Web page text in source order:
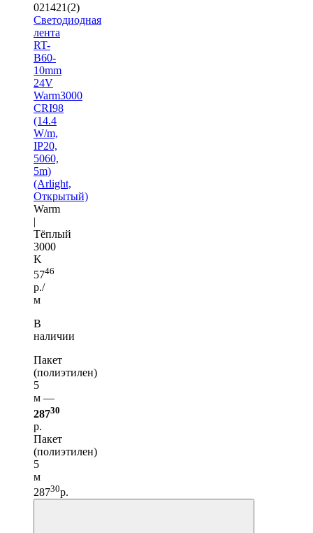
021421(2)
Светодиодная
лента
RT-
B60-
10mm
24V
Warm3000
CRI98
(14.4
W/m,
IP20,
5060,
5m)
(Arlight,
Открытый)
Warm
|
Тёплый
3000
K
5746
р./
м
В
наличии
Пакет
(полиэтилен)
5
м —
28730
р.
Пакет
(полиэтилен)
5
м
28730р.